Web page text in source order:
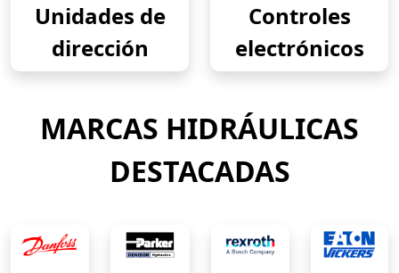
Unidades de
dirección
Controles
electrónicos
MARCAS HIDRÁULICAS
DESTACADAS